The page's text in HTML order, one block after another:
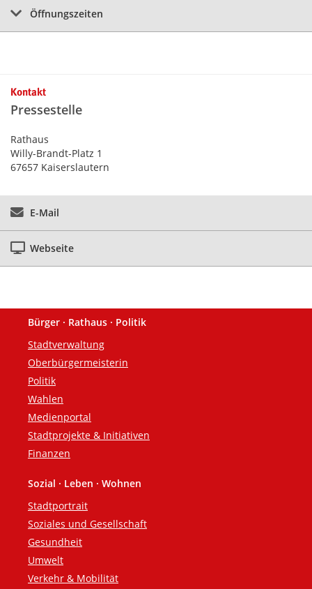
Öffnungszeiten
Kontakt
Pressestelle
Rathaus
Willy-Brandt-Platz 1
67657 Kaiserslautern
E-Mail
Webseite
Fußzeile
Bürger · Rathaus · Politik
Stadtverwaltung
Oberbürgermeisterin
Politik
Wahlen
Medienportal
Stadtprojekte & Initiativen
Finanzen
Sozial · Leben · Wohnen
Stadtportrait
Soziales und Gesellschaft
Gesundheit
Umwelt
Verkehr & Mobilität